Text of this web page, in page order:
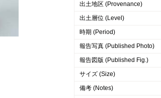
出土地区 (Provenance)
出土層位 (Level)
時期 (Period)
報告写真 (Published Photo)
報告図版 (Published Fig.)
サイズ (Size)
備考 (Notes)